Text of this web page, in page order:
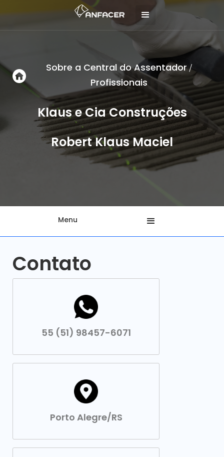
Sobre a Central do Assentador/
Profissionais
Klaus e Cia Construções
Robert Klaus Maciel
Menu
Contato
55 (51) 98457-6071
Porto Alegre/RS